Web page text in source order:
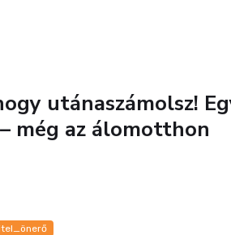
utánaszámolsz!
még az álomotthon